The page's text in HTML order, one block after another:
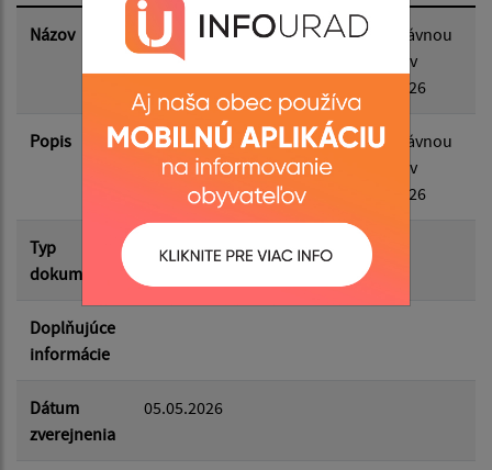
Dátum zverejnenia do:
Filtrovať Reset
Názov
Informácia pre obce v súvislosti s právnou
úpravou voľby poštou zo zahraničia v
referende, ktoré sa vykoná 4. júla 2026
Popis
Informácia pre obce v súvislosti s právnou
úpravou voľby poštou zo zahraničia v
referende, ktoré sa vykoná 4. júla 2026
Typ
dokumentu
Voľby/Referendá
Doplňujúce
informácie
Dátum
zverejnenia
05.05.2026